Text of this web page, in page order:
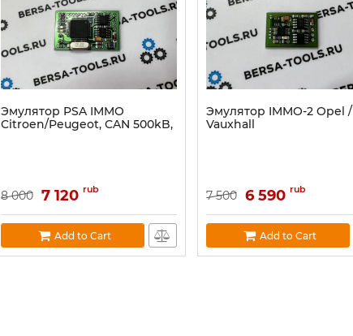
Эмулятор PSA IMMO
Citroen/Peugeot, CAN 500kB,
8 000 7 120 rub
Add to Cart
Эмулятор IMMO-2 Opel /
Vauxhall
7 500 6 590 rub
Add to Cart